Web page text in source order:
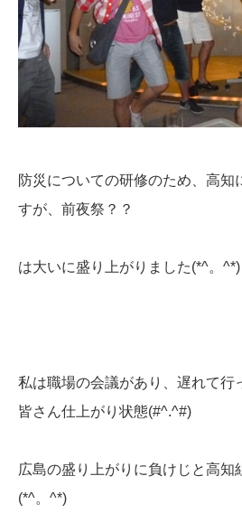
防災についての研修のため、高知
すが、前夜祭？？
は大いに盛り上がりました(*^。^*)
私は職場の会議があり、遅れて行
皆さん仕上がり状態(#^.^#)
広島の盛り上がりに負けじと高知
(*^。^*)